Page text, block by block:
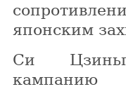
японским
Си